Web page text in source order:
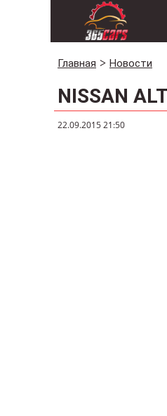
Главная Новости
NISSAN
22.09.2015 21:50